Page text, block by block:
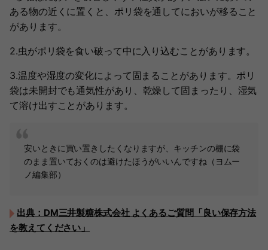
ある物の近くに置くと、ポリ袋を通してにおいが移ること
があります。
2.虫がポリ袋を食い破って中に入り込むことがあります。
3.温度や湿度の変化によって固まることがあります。ポリ
袋は未開封でも通気性があり、乾燥して固まったり、湿気
て溶け出すことがあります。
安いときに買い置きしたくなりますが、キッチンの棚に袋
のまま置いておくのは避けたほうがいいんですね（ヨムー
ノ編集部）
出典：DM三井製糖株式会社 よくあるご質問「良い保存方法
を教えてください」